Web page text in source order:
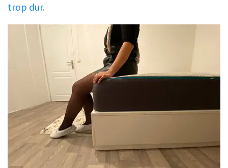
trop dur.